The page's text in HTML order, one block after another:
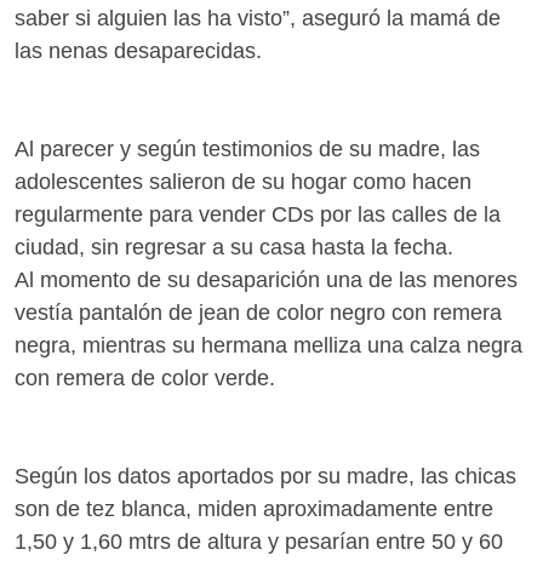
saber si alguien las ha visto”, aseguró la mamá de
las nenas desaparecidas.
Al parecer y según testimonios de su madre, las
adolescentes salieron de su hogar como hacen
regularmente para vender CDs por las calles de la
ciudad, sin regresar a su casa hasta la fecha.
Al momento de su desaparición una de las menores
vestía pantalón de jean de color negro con remera
negra, mientras su hermana melliza una calza negra
con remera de color verde.
Según los datos aportados por su madre, las chicas
son de tez blanca, miden aproximadamente entre
1,50 y 1,60 mtrs de altura y pesarían entre 50 y 60